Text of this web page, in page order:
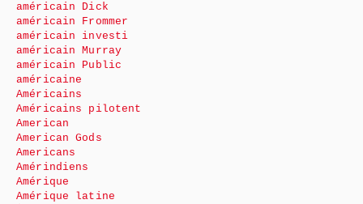
américain Dick
américain Frommer
américain investi
américain Murray
américain Public
américaine
Américains
Américains pilotent
American
American Gods
Americans
Amérindiens
Amérique
Amérique latine